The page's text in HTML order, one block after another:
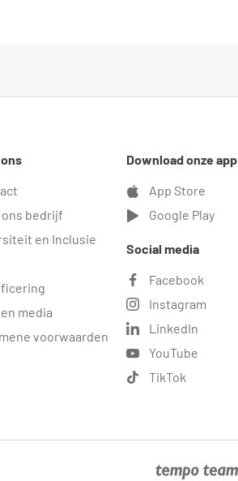
ons bedrijf
en Inclusie
media
voorwaarden
Download onze app
App Store
Google Play
Social media
Facebook
Instagram
LinkedIn
YouTube
TikTok